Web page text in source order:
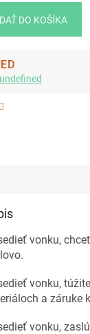
DO KOŠÍKA
undefined
vonku,
vonku,
a záruke
vonku,